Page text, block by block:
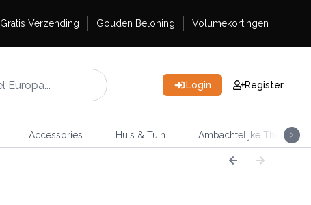
Gratis Verzending Gouden Beloning Volumekortingen
Login Register
Accessories Huis & Tuin Ambachtelijke Thee